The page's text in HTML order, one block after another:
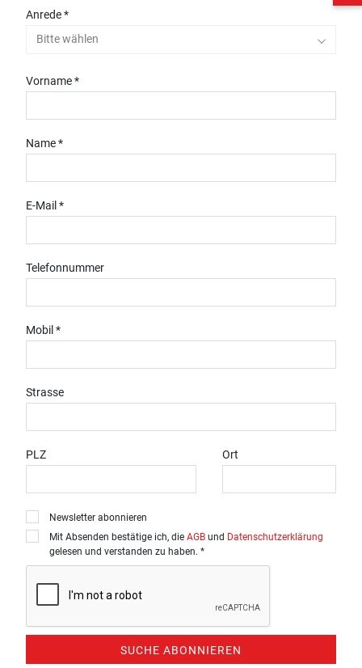
Anrede *
Bitte wählen
Vorname *
Name *
E-Mail *
Telefonnummer
Mobil *
Strasse
PLZ Ort
Newsletter abonnieren
Mit Absenden bestätige ich, die AGB und Datenschutzerklärung
gelesen und verstanden zu haben. *
SUCHE ABONNIEREN